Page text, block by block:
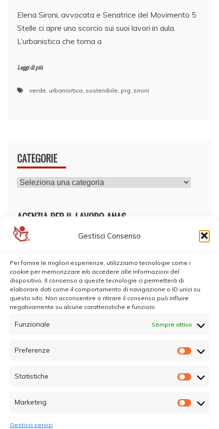
Gestisci Consenso
Per fornire le migliori esperienze, utilizziamo tecnologie come i
cookie per memorizzare e/o accedere alle informazioni del
dispositivo. Il consenso a queste tecnologie ci permetterà di
elaborare dati come il comportamento di navigazione o ID unici su
questo sito. Non acconsentire o ritirare il consenso può influire
negativamente su alcune caratteristiche e funzioni.
Funzionale Sempre attivo
Preferenze
Statistiche
Marketing
Gestisci servizi
Elena Sironi, avvocata e Senatrice del Movimento 5
Stelle ci apre uno scorcio sui suoi lavori in aula.
L’urbanistica che torna a
Leggi di più
verde, urbanisrtica, sostenibile, prg, sironi
CATEGORIE
CATEGORIE
AGENZIA PER IL LAVORO ANAS